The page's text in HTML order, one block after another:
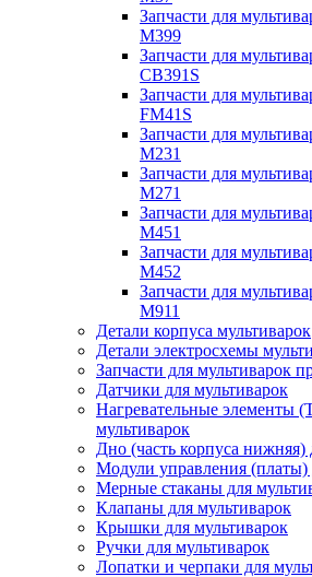
Запчасти для
M399
Запчасти для
CB391S
Запчасти для
FM41S
Запчасти для
M231
Запчасти для
M271
Запчасти для
M451
Запчасти для
M452
Запчасти для
M911
Детали корпуса мультиварок
Детали электросхемы
Запчасти для мультиварок
Датчики для мультиварок
Нагревательные элементы
мультиварок
Дно (часть корпуса нижняя)
Модули управления (платы)
Мерные стаканы для
Клапаны для мультиварок
Крышки для мультиварок
Ручки для мультиварок
Лопатки и черпаки для